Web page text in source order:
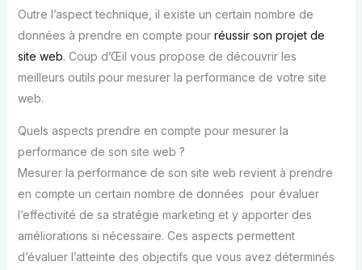
Outre l’aspect technique, il existe un certain nombre de
données à prendre en compte pour réussir son projet de
site web. Coup d’Œil vous propose de découvrir les
meilleurs outils pour mesurer la performance de votre site
web.
Quels aspects prendre en compte pour mesurer la
performance de son site web ?
Mesurer la performance de son site web revient à prendre
en compte un certain nombre de données pour évaluer
l’effectivité de sa stratégie marketing et y apporter des
améliorations si nécessaire. Ces aspects permettent
d’évaluer l’atteinte des objectifs que vous avez déterminés